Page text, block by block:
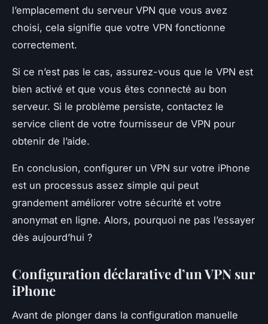
l’emplacement du serveur VPN que vous avez
choisi, cela signifie que votre VPN fonctionne
correctement.
Si ce n’est pas le cas, assurez-vous que le VPN est
bien activé et que vous êtes connecté au bon
serveur. Si le problème persiste, contactez le
service client de votre fournisseur de VPN pour
obtenir de l’aide.
En conclusion, configurer un VPN sur votre iPhone
est un processus assez simple qui peut
grandement améliorer votre sécurité et votre
anonymat en ligne. Alors, pourquoi ne pas l’essayer
dès aujourd’hui ?
Configuration déclarative d’un VPN sur
iPhone
Avant de plonger dans la configuration manuelle